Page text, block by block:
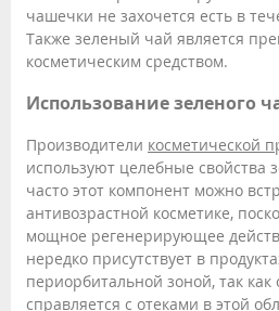
чашечки не захочется есть в
Также зеленый чай является
косметическим средством.
Использование зеленого
Производители косметической
используют целебные свойства
часто этот компонент можно
антивозрастной косметике,
мощное регенерирующее
нередко присутствует в
периорбитальной зоной, так
справляется с отеками в этой